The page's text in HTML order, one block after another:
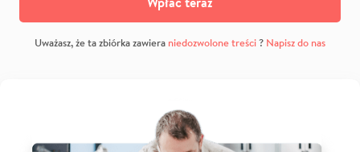
Uważasz, że ta zbiórka zawiera niedozwolone treści? Napisz do nas